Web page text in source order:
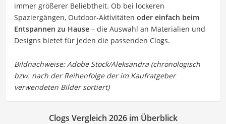
immer größerer Beliebtheit. Ob bei lockeren
Spaziergängen, Outdoor-Aktivitäten oder einfach beim
Entspannen zu Hause – die Auswahl an Materialien und
Designs bietet für jeden die passenden Clogs.
Clogs Vergleich 2026 im Überblick